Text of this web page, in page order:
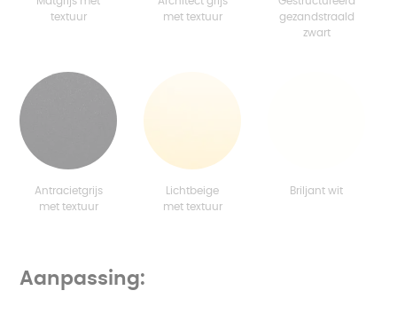
textuur
met textuur
gezandstraald
zwart
Antracietgrijs
met textuur
Lichtbeige
met textuur
Briljant wit
Aanpassing: